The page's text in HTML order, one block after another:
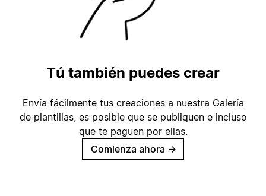
Tú también puedes crear
Envía fácilmente tus creaciones a nuestra Galería
de plantillas, es posible que se publiquen e incluso
que te paguen por ellas.
Comienza ahora →